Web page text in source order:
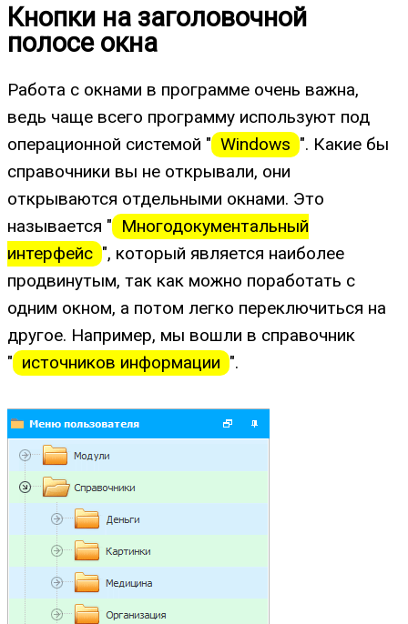
Кнопки на заголовочной
полосе окна
Работа с окнами в программе очень важна,
ведь чаще всего программу используют под
операционной системой " Windows ". Какие бы
справочники вы не открывали, они
открываются отдельными окнами. Это
называется " Многодокументальный
интерфейс ", который является наиболее
продвинутым, так как можно поработать с
одним окном, а потом легко переключиться на
другое. Например, мы вошли в справочник
" источников информации ".